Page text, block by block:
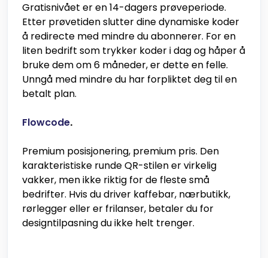
Gratisnivået er en 14-dagers prøveperiode.
Etter prøvetiden slutter dine dynamiske koder
å redirecte med mindre du abonnerer. For en
liten bedrift som trykker koder i dag og håper å
bruke dem om 6 måneder, er dette en felle.
Unngå med mindre du har forpliktet deg til en
betalt plan.
Flowcode.
Premium posisjonering, premium pris. Den
karakteristiske runde QR-stilen er virkelig
vakker, men ikke riktig for de fleste små
bedrifter. Hvis du driver kaffebar, nærbutikk,
rørlegger eller er frilanser, betaler du for
designtilpasning du ikke helt trenger.